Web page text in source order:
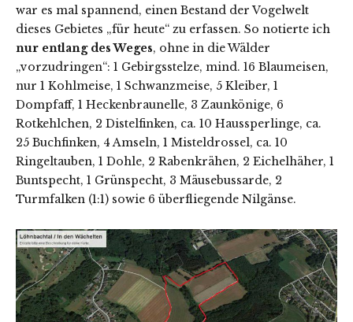
war es mal spannend, einen Bestand der Vogelwelt
dieses Gebietes „für heute“ zu erfassen. So notierte ich
nur entlang des Weges, ohne in die Wälder
„vorzudringen“: 1 Gebirgsstelze, mind. 16 Blaumeisen,
nur 1 Kohlmeise, 1 Schwanzmeise, 5 Kleiber, 1
Dompfaff, 1 Heckenbraunelle, 3 Zaunkönige, 6
Rotkehlchen, 2 Distelfinken, ca. 10 Haussperlinge, ca.
25 Buchfinken, 4 Amseln, 1 Misteldrossel, ca. 10
Ringeltauben, 1 Dohle, 2 Rabenkrähen, 2 Eichelhäher, 1
Buntspecht, 1 Grünspecht, 3 Mäusebussarde, 2
Turmfalken (1:1) sowie 6 überfliegende Nilgänse.